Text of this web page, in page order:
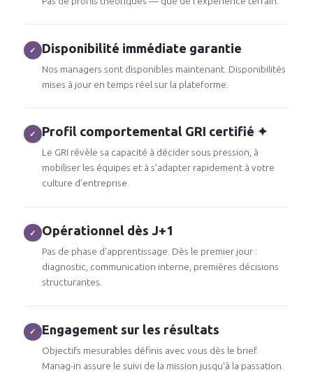
✓ Disponibilité immédiate garantie
Nos managers sont disponibles maintenant. Disponibilités
mises à jour en temps réel sur la plateforme.
✓ Profil comportemental GRI certifié ✦
Le GRI révèle sa capacité à décider sous pression, à
mobiliser les équipes et à s'adapter rapidement à votre
culture d'entreprise.
✓ Opérationnel dès J+1
Pas de phase d'apprentissage. Dès le premier jour :
diagnostic, communication interne, premières décisions
structurantes.
✓ Engagement sur les résultats
Objectifs mesurables définis avec vous dès le brief.
Manag-in assure le suivi de la mission jusqu'à la passation.